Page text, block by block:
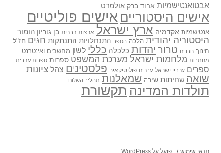
אבטואנטישמיות אהוד ברק אולמרט
אישים היסטוריים אישים פוליטיים
אנטישמיות אקדמיה ארץ ישראל ארצות הברית בן גוריון הומור
היסטוריה יהודית הלכה הספר התנחלויות התנתקות חגים חז"ל
חינוך חרדים טרור יהדות כלכלה כללי לשון מחשבים ואינטרנט
מחתרות מלחמות ישראל מערכת המשפט ספרות ספרות עברית
ספרים ערביי ישראל ערבים פוליטיקאים פלסטינים צהל ציונות
שואה שחיתות שירה שמאלנות תהליך השלום
תולדות המדינה תקשורת
תנאי שימוש פועל על WordPress